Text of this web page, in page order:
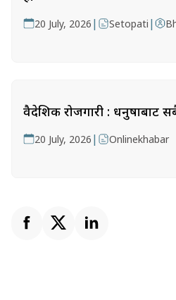
20 July, 2026 | Setopati |
वैदेशिक रोजगारी : धनुषाबाट
20 July, 2026 | Onlinekhabar